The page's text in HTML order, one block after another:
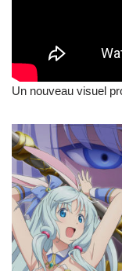
Un nouveau visuel